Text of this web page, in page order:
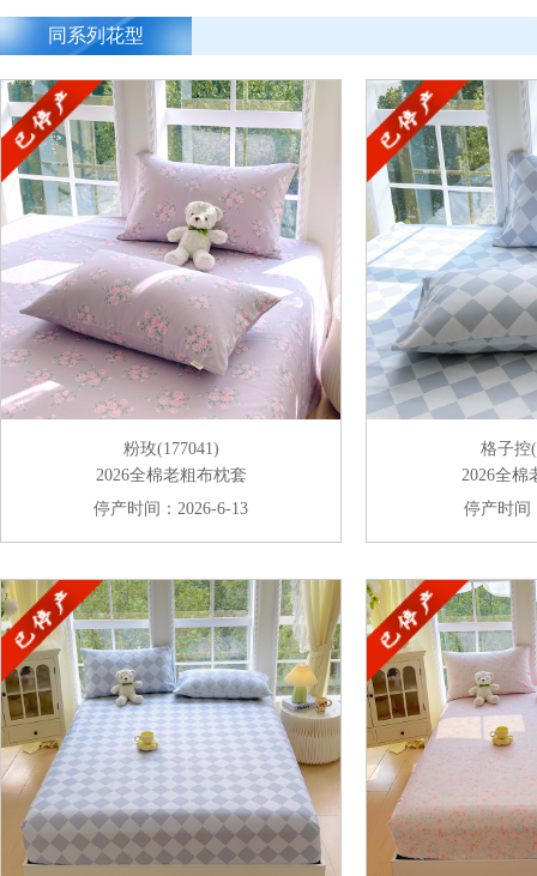
同系列花型
粉玫(177041)
2026全棉老粗布枕套
停产时间：2026-6-13
格子控
2026全棉
停产时间